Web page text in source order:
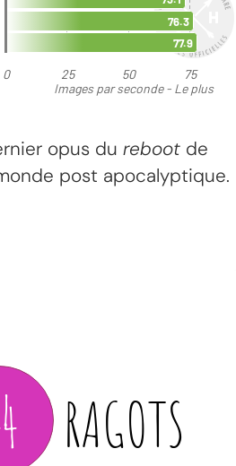
opus du reboot de
post apocalyptique.
RAGOTS